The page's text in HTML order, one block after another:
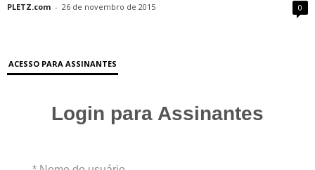
PLETZ.com - 26 de novembro de 2015 0
ACESSO PARA ASSINANTES
Login para Assinantes